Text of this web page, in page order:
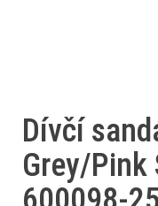
Dívčí
Grey/Pink